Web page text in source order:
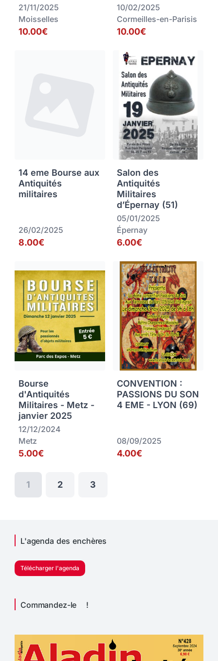
21/11/2025
Moisselles
10.00€
10/02/2025
Cormeilles-en-Parisis
10.00€
14 eme Bourse aux
Antiquités
militaires
26/02/2025
8.00€
Salon des
Antiquités
Militaires
d’Épernay (51)
05/01/2025
Épernay
6.00€
Bourse
d'Antiquités
Militaires - Metz -
janvier 2025
12/12/2024
Metz
5.00€
CONVENTION :
PASSIONS DU SON
4 EME - LYON (69)
08/09/2025
4.00€
1 2 3
L'agenda des enchères
Télécharger l'agenda
Commandez-le !